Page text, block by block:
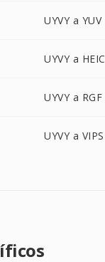
UYVY a YUV
UYVY a HEIC
UYVY a RGF
UYVY a VIPS